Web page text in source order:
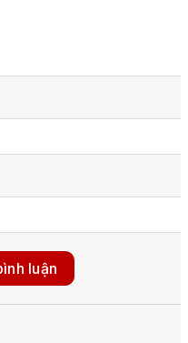
Gửi bình luận